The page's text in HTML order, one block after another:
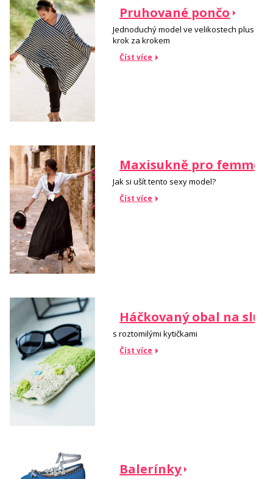
Pruhované pončo
Jednoduchý model ve velikostech plus
krok za krokem
Číst více
Maxisukně pro femme
Jak si ušít tento sexy model?
Číst více
Háčkovaný obal na
s roztomilými kytičkami
Číst více
Balerínky